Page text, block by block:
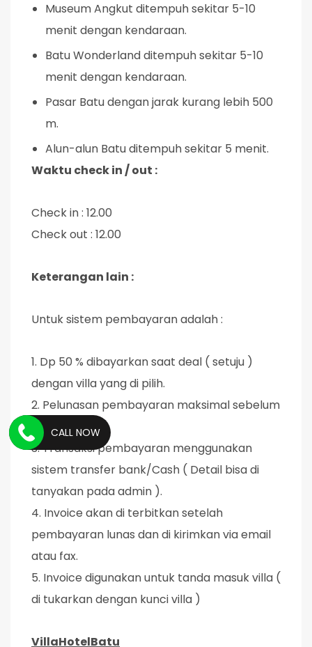
Museum Angkut ditempuh sekitar 5-10
menit dengan kendaraan.
Batu Wonderland ditempuh sekitar 5-10
menit dengan kendaraan.
Pasar Batu dengan jarak kurang lebih 500
m.
Alun-alun Batu ditempuh sekitar 5 menit.
Waktu check in / out :
Check in : 12.00
Check out : 12.00
Keterangan lain :
Untuk sistem pembayaran adalah :
1. Dp 50 % dibayarkan saat deal ( setuju )
dengan villa yang di pilih.
2. Pelunasan pembayaran maksimal sebelum
masuk villa.
3. Transaksi pembayaran menggunakan
sistem transfer bank/Cash ( Detail bisa di
tanyakan pada admin ).
4. Invoice akan di terbitkan setelah
pembayaran lunas dan di kirimkan via email
atau fax.
5. Invoice digunakan untuk tanda masuk villa (
di tukarkan dengan kunci villa )
VillaHotelBatu
CALL NOW